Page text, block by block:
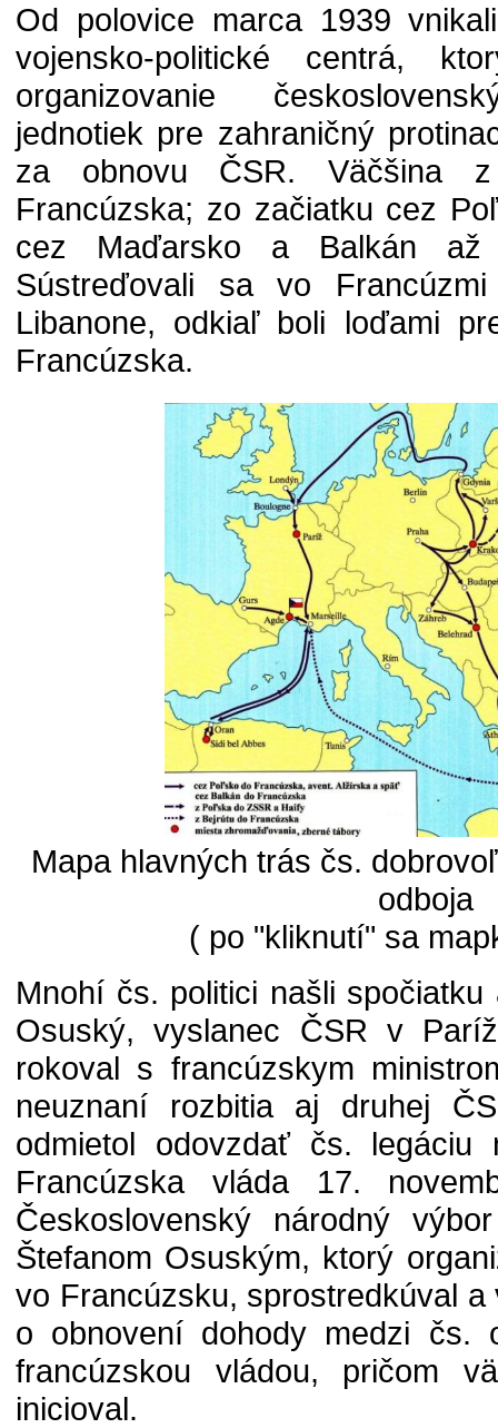
Od polovice marca 1939
vojensko-politické centrá,
organizovanie
jednotiek pre zahraničný
za obnovu ČSR. Väčšina
Francúzska; zo začiatku cez
cez Maďarsko a Balkán až
Sústreďovali sa vo
Libanone, odkiaľ boli loďami
Francúzska.
Mapa hlavných trás čs.
odboja
( po "kliknutí" sa
Mnohí čs. politici našli
Osuský, vyslanec ČSR v
rokoval s francúzskym
neuznaní rozbitia aj druhej
odmietol odovzdať čs. legáciu
Francúzska vláda 17.
Československý národný
Štefanom Osuským, ktorý
vo Francúzsku, sprostredkúval
o obnovení dohody medzi čs.
francúzskou vládou, pričom
inicioval.